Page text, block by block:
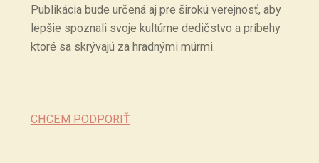
Publikácia bude určená aj pre širokú verejnosť, aby
lepšie spoznali svoje kultúrne dedičstvo a príbehy
ktoré sa skrývajú za hradnými múrmi.
CHCEM PODPORIŤ